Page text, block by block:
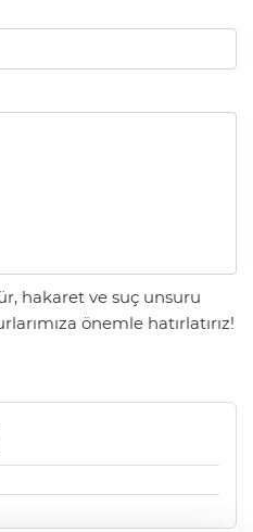
hakaret ve suç unsuru
önemle hatırlatırız!